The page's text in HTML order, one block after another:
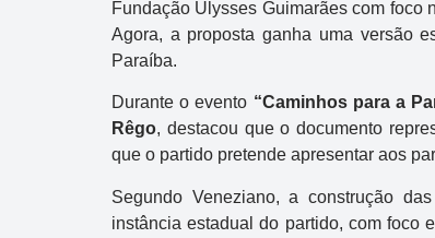
Fundação Ulysses Guimarães com foco
Agora, a proposta ganha uma versão
Paraíba.
Durante o evento “Caminhos para a
Rêgo, destacou que o documento
que o partido pretende apresentar aos
Segundo Veneziano, a construção
instância estadual do partido, com foco